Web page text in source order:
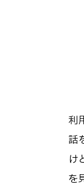
利
話
け
を